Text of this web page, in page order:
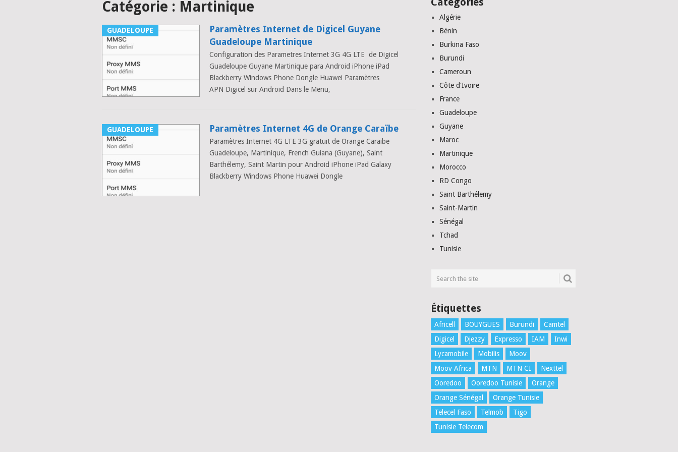
Catégorie : Martinique
GUADELOUPE
Paramètres Internet de Digicel Guyane
Guadeloupe Martinique
Configuration des Parametres Internet 3G 4G LTE de Digicel
Guadeloupe Guyane Martinique para Android iPhone iPad
Blackberry Windows Phone Dongle Huawei Paramètres
APN Digicel sur Android Dans le Menu,
GUADELOUPE Paramètres Internet 4G de Orange Caraïbe
Paramètres Internet 4G LTE 3G gratuit de Orange Caraïbe
Guadeloupe, Martinique, French Guiana (Guyane), Saint
Barthélemy, Saint Martin pour Android iPhone iPad Galaxy
Blackberry Windows Phone Huawei Dongle
Algérie
Bénin
Burkina Faso
Burundi
Cameroun
Côte d'Ivoire
France
Guadeloupe
Guyane
Maroc
Martinique
Morocco
RD Congo
Saint Barthélemy
Saint-Martin
Sénégal
Tchad
Tunisie
Étiquettes
Africell BOUYGUES Burundi
Camtel
Digicel
Djezzy Expresso IAM
Inwi
Lycamobile
Mobilis
Moov
Moov Africa
MTN MTN CI
Nexttel
Ooredoo
Ooredoo Tunisie
Orange
Orange Sénégal
Orange Tunisie
Telecel Faso
Telmob
Tigo
Tunisie Telecom